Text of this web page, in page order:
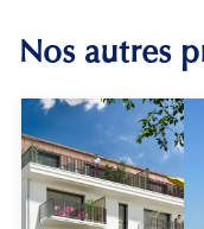
Nos autres